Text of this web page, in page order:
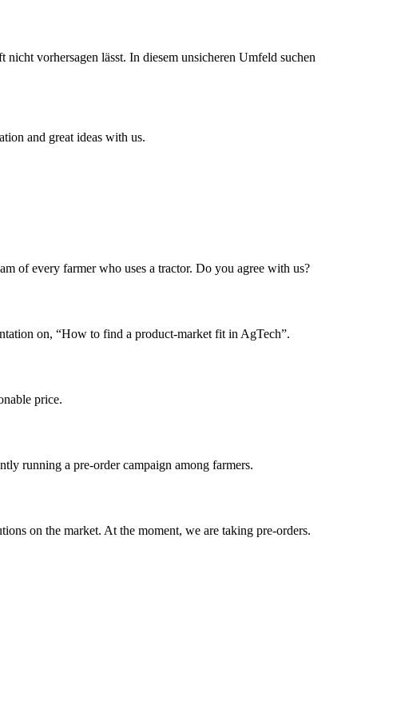
vorhersagen lässt. In diesem unsicheren Umfeld suchen
and great ideas with us.
of every farmer who uses a tractor. Do you agree with us?
on, “How to find a product-market fit in AgTech”.
price.
running a pre-order campaign among farmers.
on the market. At the moment, we are taking pre-orders.